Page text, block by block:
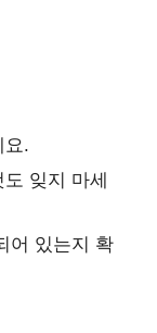
요.
잊지 마세
어 있는지 확